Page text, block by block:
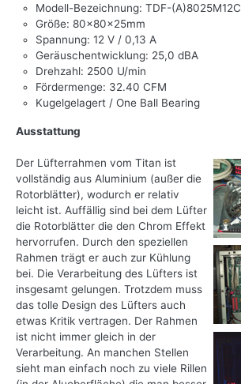
Modell-Bezeichnung: TDF-(A)8025M12C
Größe: 80x80x25mm
Spannung: 12 V / 0,13 A
Geräuschentwicklung: 25,0 dBA
Drehzahl: 2500 U/min
Fördermenge: 32.40 CFM
Kugelgelagert / One Ball Bearing
Ausstattung
Der Lüfterrahmen vom Titan ist
vollständig aus Aluminium (außer die
Rotorblätter), wodurch er relativ
leicht ist. Auffällig sind bei dem Lüfter
die Rotorblätter die den Chrom Effekt
hervorrufen. Durch den speziellen
Rahmen trägt er auch zur Kühlung
bei. Die Verarbeitung des Lüfters ist
insgesamt gelungen. Trotzdem muss
das tolle Design des Lüfters auch
etwas Kritik vertragen. Der Rahmen
ist nicht immer gleich in der
Verarbeitung. An manchen Stellen
sieht man einfach noch zu viele Rillen